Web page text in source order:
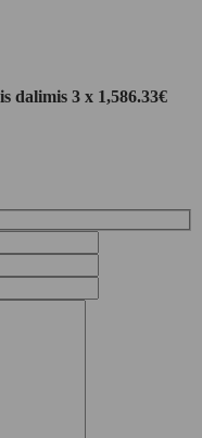
dalimis 3 x 1,586.33€